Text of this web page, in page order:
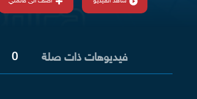
فيديوهات ذات صلة 0